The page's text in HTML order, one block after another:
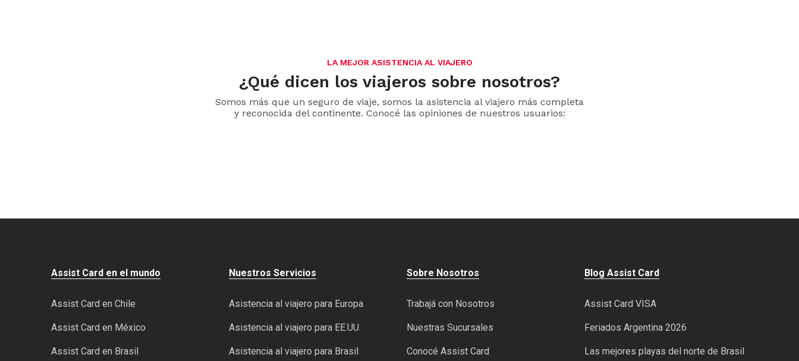
LA MEJOR ASISTENCIA AL VIAJERO
¿Qué dicen los viajeros sobre nosotros?
Somos más que un seguro de viaje, somos la asistencia al viajero más completa
y reconocida del continente. Conocé las opiniones de nuestros usuarios:
Assist Card en el mundo
Assist Card en Chile
Assist Card en México
Assist Card en Brasil
Nuestros Servicios
Asistencia al viajero para Europa
Asistencia al viajero para EE.UU.
Asistencia al viajero para Brasil
Sobre Nosotros
Trabajá con Nosotros
Nuestras Sucursales
Conocé Assist Card
Blog Assist Card
Assist Card VISA
Feriados Argentina 2026
Las mejores playas del norte de Brasil